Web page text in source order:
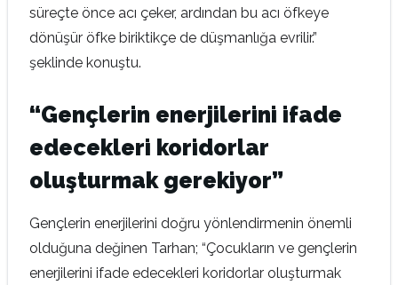
süreçte önce acı çeker, ardından bu acı öfkeye
dönüşür öfke biriktikçe de düşmanlığa evrilir.”
şeklinde konuştu.
“Gençlerin enerjilerini ifade
edecekleri koridorlar
oluşturmak gerekiyor”
Gençlerin enerjilerini doğru yönlendirmenin önemli
olduğuna değinen Tarhan; “Çocukların ve gençlerin
enerjilerini ifade edecekleri koridorlar oluşturmak